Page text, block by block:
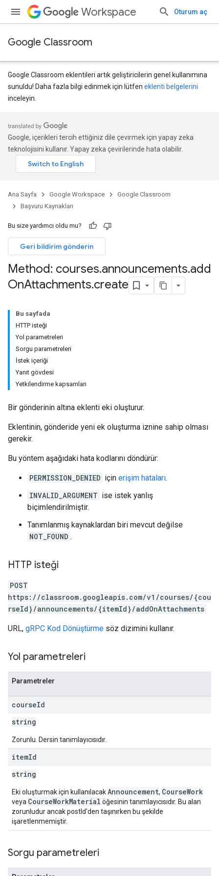
Workspace Oturum aç
Google Classroom
Google Classroom eklentileri artık geliştiricilerin genel kullanımına
sunuldu! Daha fazla bilgi edinmek için lütfen eklenti belgelerini
inceleyin.
Google, içerikleri tercih ettiğiniz dile çevirmek için yapay zeka
teknolojisini kullanır. Yapay zeka çevirilerinde hata olabilir.
Ana Sayfa Google Workspace
Google Classroom
Başvuru Kaynakları
Bu size yardımcı oldu mu?
Geri bildirim gönderin
Method: courses.announcements.add
OnAttachments.create
Bu sayfada
HTTP isteği
Yol parametreleri
Sorgu parametreleri
İstek içeriği
Yanıt gövdesi
Yetkilendirme kapsamları
Bir gönderinin altına eklenti eki oluşturur.
Eklentinin, gönderide yeni ek oluşturma iznine sahip olması
gerekir.
Bu yöntem aşağıdaki hata kodlarını döndürür:
PERMISSION_DENIED için erişim hataları.
INVALID_ARGUMENT ise istek yanlış
biçimlendirilmiştir.
Tanımlanmış kaynaklardan biri mevcut değilse
NOT_FOUND .
HTTP isteği
POST
https://classroom.googleapis.com/v1/courses/{cou
rseId}/announcements/{itemId}/addOnAttachments
URL, gRPC Kod Dönüştürme söz dizimini kullanır.
Yol parametreleri
Parametreler
courseId
string
Zorunlu. Dersin tanımlayıcısıdır.
itemId
string
Eki oluşturmak için kullanılacakAnnouncement, CourseWork
veya CourseWorkMaterial öğesinin tanımlayıcısıdır. Bu alan
zorunludur ancak postId'den taşınırken bu şekilde
işaretlenmemiştir.
Sorgu parametreleri